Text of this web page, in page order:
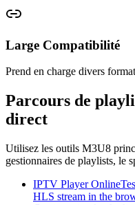
Large Compatibilité
Prend en charge divers
Parcours de
direct
Utilisez les outils M3U8
gestionnaires de playlists, le
IPTV Player Online
HLS stream in the